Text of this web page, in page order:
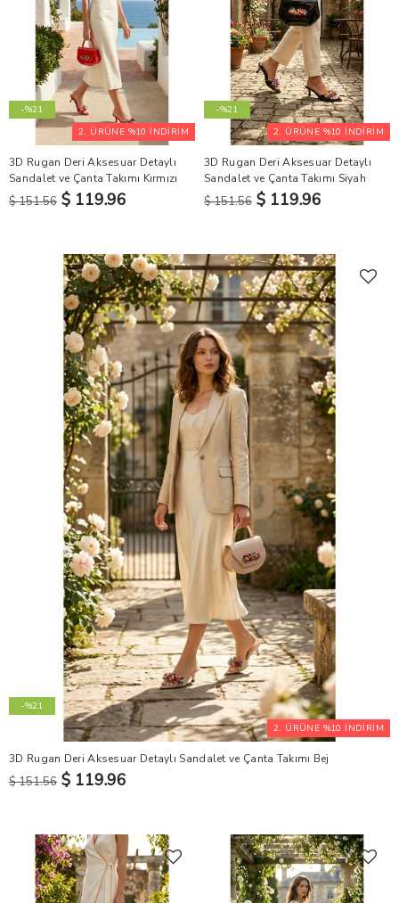
2. ÜRÜNE %10 İNDİRİM
-%21
3D Rugan Deri Aksesuar Detaylı
Sandalet ve Çanta Takımı Kırmızı
$ 151.56 $ 119.96
2. ÜRÜNE %10 İNDİRİM
-%21
3D Rugan Deri Aksesuar Detaylı
Sandalet ve Çanta Takımı Siyah
$ 151.56 $ 119.96
2. ÜRÜNE %10 İNDİRİM
-%21
3D Rugan Deri Aksesuar Detaylı Sandalet ve Çanta Takımı Bej
$ 151.56 $ 119.96